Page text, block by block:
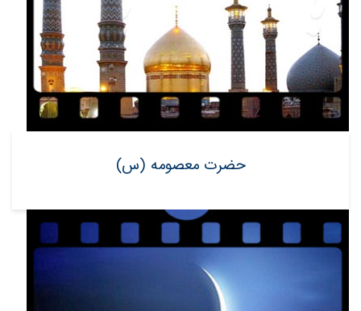
حضرت معصومه (س)